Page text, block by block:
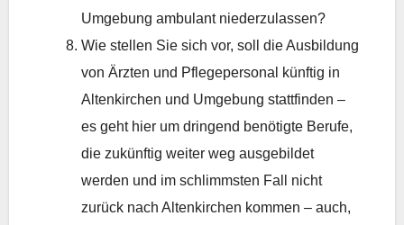
Umgebung ambulant niederzulassen?
Wie stellen Sie sich vor, soll die Ausbildung
von Ärzten und Pflegepersonal künftig in
Altenkirchen und Umgebung stattfinden –
es geht hier um dringend benötigte Berufe,
die zukünftig weiter weg ausgebildet
werden und im schlimmsten Fall nicht
zurück nach Altenkirchen kommen – auch,